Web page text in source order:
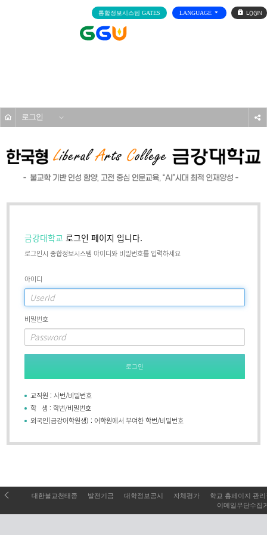
통합정보시스템 GATES LANGUAGE
로
그
로그인
금강대학교 로그인 페이지 입니다.
로그인시 종합정보시스템 아이디와 비밀번호를 입력하세요
아이디
비밀번호
로그인
교직원 : 사번/비밀번호
학 생 : 학번/비밀번호
외국인(금강어학원생) : 어학원에서 부여한 학번/비밀번호
대한불교천태종 발전기금 대학정보공시 자체평가
학교 홈페이지 관
이메일무단수집